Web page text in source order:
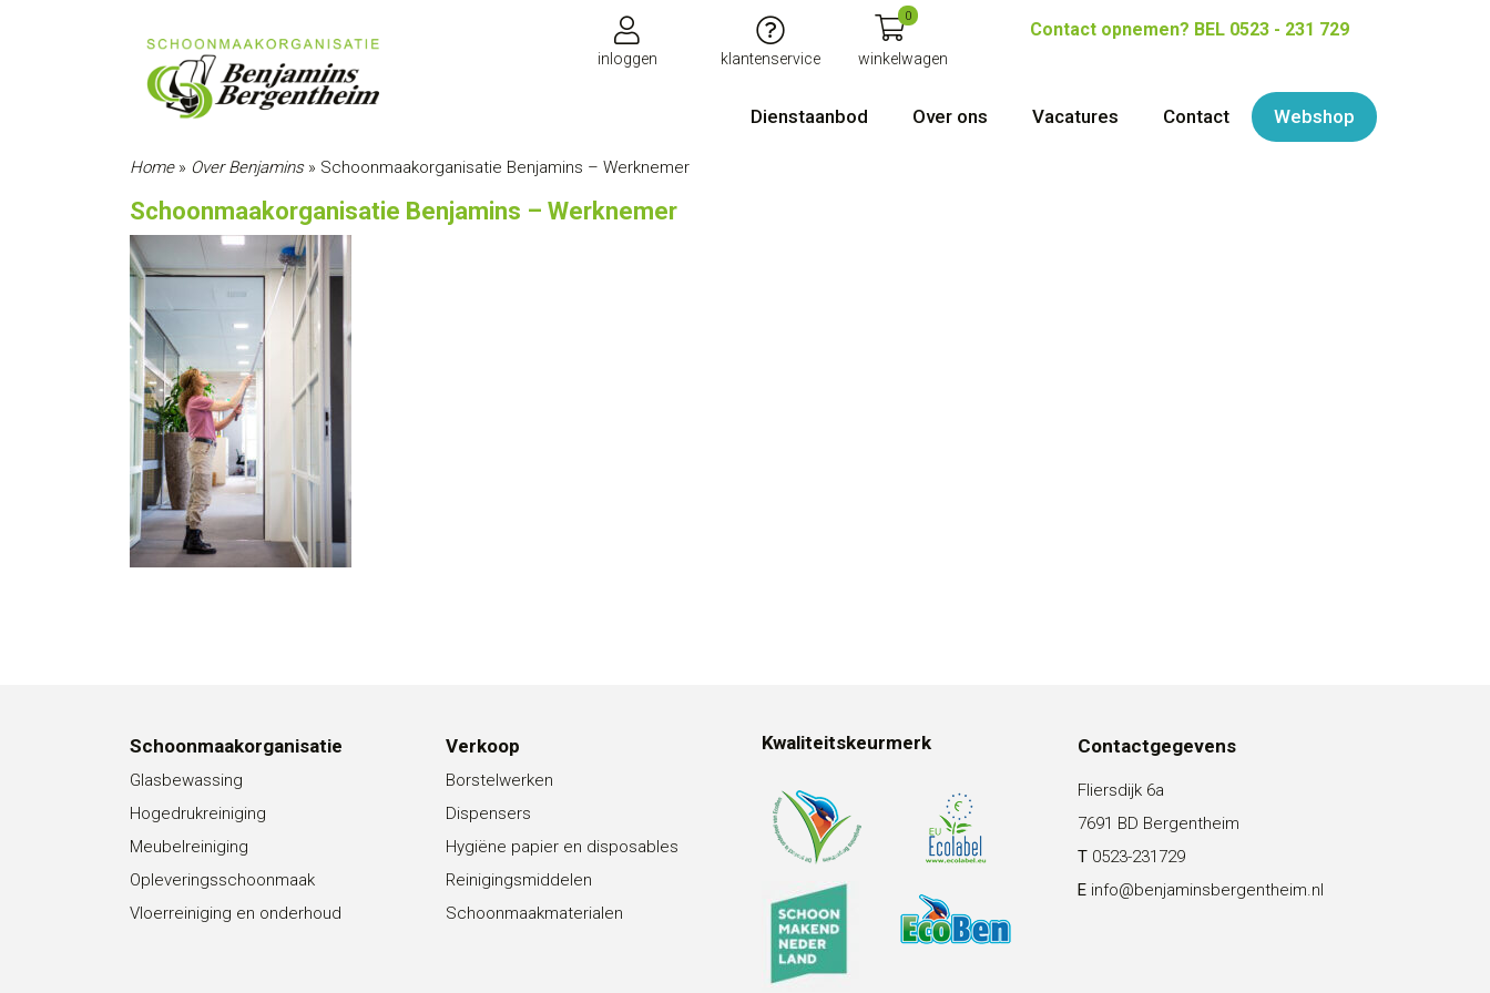
inloggen klantenservice
0
winkelwagen
Contact opnemen? BEL 0523 - 231 729
Dienstaanbod Over ons Vacatures Contact Webshop
Home» Over Benjamins» Schoonmaakorganisatie Benjamins – Werknemer
Schoonmaakorganisatie Benjamins – Werknemer
Schoonmaakorganisatie
Glasbewassing
Hogedrukreiniging
Meubelreiniging
Opleveringsschoonmaak
Vloerreiniging en onderhoud
Verkoop
Borstelwerken
Dispensers
Hygiëne papier en disposables
Reinigingsmiddelen
Schoonmaakmaterialen
Kwaliteitskeurmerk Contactgegevens
Fliersdijk 6a
7691 BD Bergentheim
T 0523-231729
E info@benjaminsbergentheim.nl